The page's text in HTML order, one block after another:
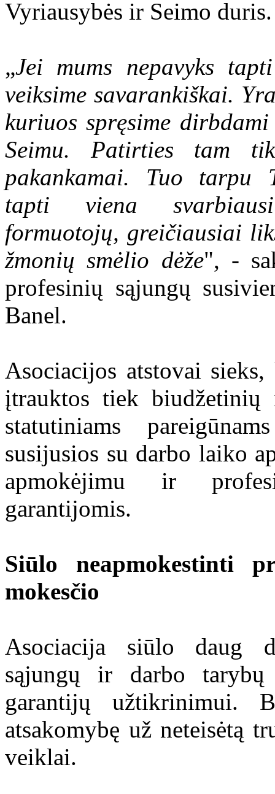
Vyriausybės ir Seimo duris.
„Jei mums nepavyks
veiksime savarankiškai.
kuriuos spręsime
Seimu. Patirties tam
pakankamai. Tuo tarpu
tapti viena
formuotojų, greičiausiai
žmonių smėlio dėže", -
profesinių sąjungų
Banel.
Asociacijos atstovai
įtrauktos tiek biudžetinių
statutiniams
susijusios su darbo laiko
apmokėjimu ir
garantijomis.
Siūlo neapmokestinti
mokesčio
Asociacija siūlo daug
sąjungų ir darbo
garantijų užtikrinimui.
atsakomybę už neteisėtą
veiklai.